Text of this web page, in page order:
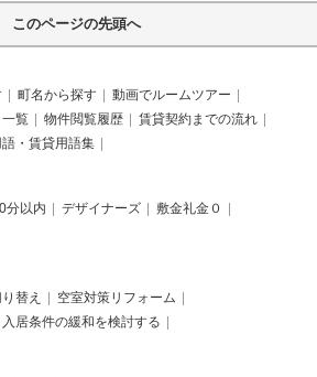
このページの先頭へ
町名から探す
動画でルームツアー
覧 物件閲覧履歴
賃貸契約までの流れ
・賃貸用語集
分以内 デザイナーズ
敷金礼金０
替え
空室対策リフォーム
入居条件の緩和を検討する